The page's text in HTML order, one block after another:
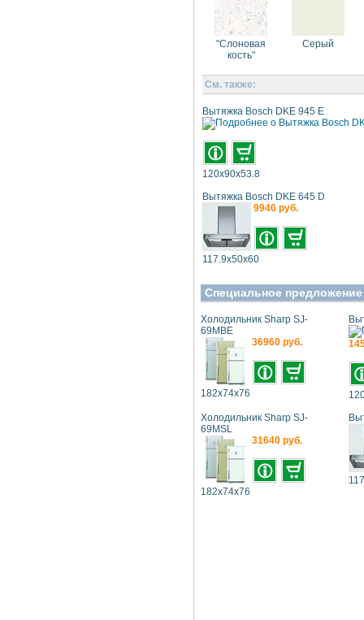
"Слоновая
кость"
Серый
См. также:
Вытяжка Bosch DKE 945 E
120x90x53.8
Вытяжка Bosch DKE 645 D
9940 руб.
117.9x50x60
Специальное предложение
Холодильник Sharp SJ-
69MBE
36960 руб.
182x74x76
Холодильник Sharp SJ-
69MSL
31640 руб.
182x74x76